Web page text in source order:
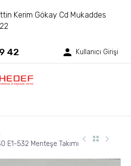
Kerim Gökay Cd Mukaddes
42 Kullanıcı Girişi
E1-532 Menteşe Takımı